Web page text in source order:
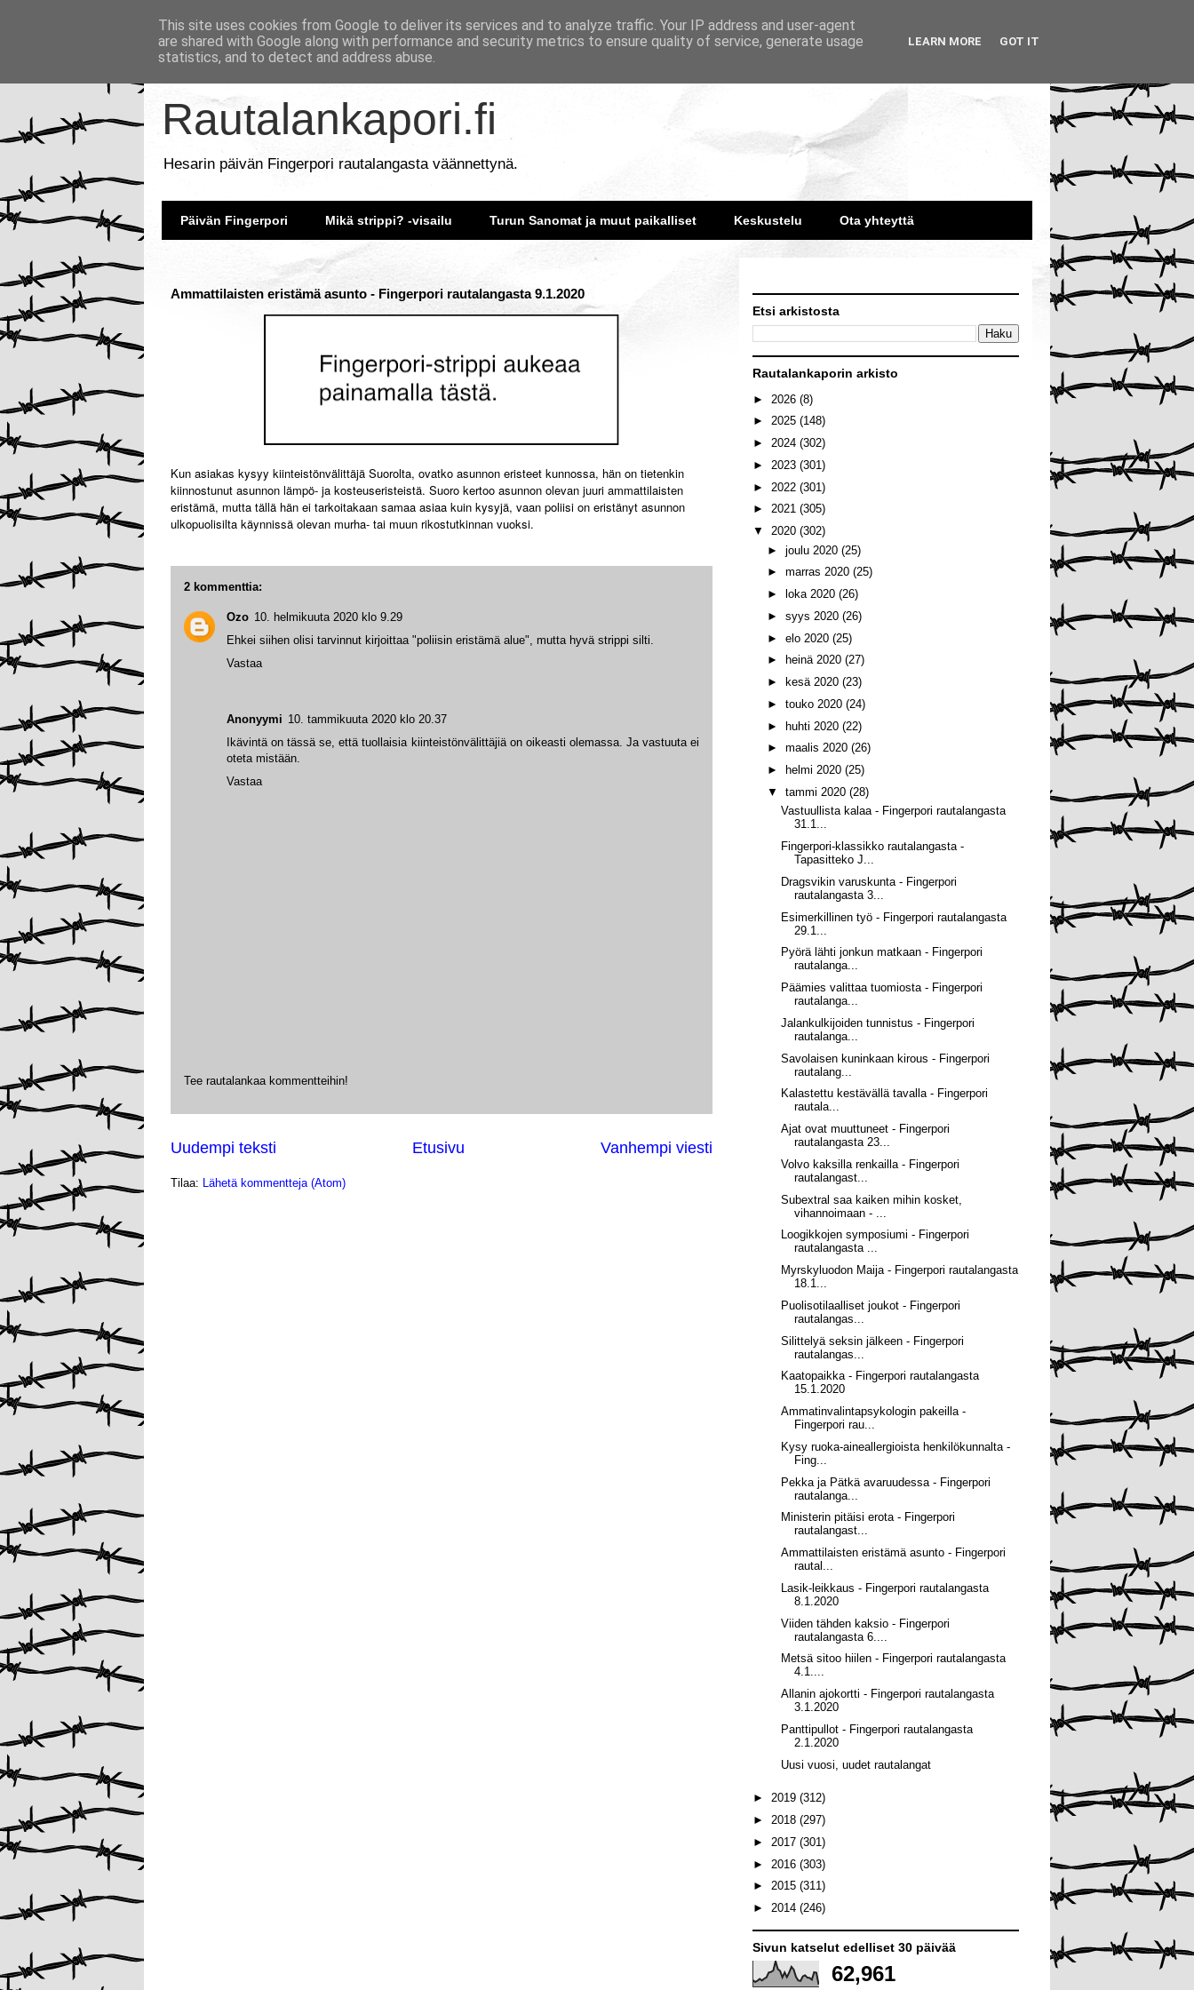
Rautalankapori.fi
Hesarin päivän Fingerpori rautalangasta väännettynä.
Päivän Fingerpori Mikä strippi? -visailu Turun Sanomat ja muut paikalliset Keskustelu Ota yhteyttä
Ammattilaisten eristämä asunto - Fingerpori rautalangasta 9.1.2020
Kun asiakas kysyy kiinteistönvälittäjä Suorolta, ovatko asunnon eristeet kunnossa, hän on tietenkin
kiinnostunut asunnon lämpö- ja kosteuseristeistä. Suoro kertoo asunnon olevan juuri ammattilaisten
eristämä, mutta tällä hän ei tarkoitakaan samaa asiaa kuin kysyjä, vaan poliisi on eristänyt asunnon
ulkopuolisilta käynnissä olevan murha- tai muun rikostutkinnan vuoksi.
2 kommenttia:
Anonyymi 10. tammikuuta 2020 klo 20.37
Ikävintä on tässä se, että tuollaisia kiinteistönvälittäjiä on oikeasti olemassa. Ja vastuuta ei
oteta mistään.
Vastaa
Ozo 10. helmikuuta 2020 klo 9.29
Ehkei siihen olisi tarvinnut kirjoittaa "poliisin eristämä alue", mutta hyvä strippi silti.
Vastaa
Tee rautalankaa kommentteihin!
Uudempi teksti Vanhempi viesti
Etusivu
Tilaa: Lähetä kommentteja (Atom)
Etsi arkistosta
Rautalankaporin arkisto
► 2026 (8)
► 2025 (148)
► 2024 (302)
► 2023 (301)
► 2022 (301)
► 2021 (305)
▼ 2020 (302)
► joulu 2020 (25)
► marras 2020 (25)
►
loka 2020 (26)
► syys 2020 (26)
► elo 2020 (25)
►
heinä 2020 (27)
►
kesä 2020 (23)
► touko 2020 (24)
► huhti 2020 (22)
► maalis 2020 (26)
►
helmi 2020 (25)
▼ tammi 2020 (28)
Vastuullista kalaa - Fingerpori rautalangasta
31.1...
Fingerpori-klassikko rautalangasta -
Tapasitteko J...
Dragsvikin varuskunta - Fingerpori
rautalangasta 3...
Esimerkillinen työ - Fingerpori rautalangasta
29.1...
Pyörä lähti jonkun matkaan - Fingerpori
rautalanga...
Päämies valittaa tuomiosta - Fingerpori
rautalanga...
Jalankulkijoiden tunnistus - Fingerpori
rautalanga...
Savolaisen kuninkaan kirous - Fingerpori
rautalang...
Kalastettu kestävällä tavalla - Fingerpori
rautala...
Ajat ovat muuttuneet - Fingerpori
rautalangasta 23...
Volvo kaksilla renkailla - Fingerpori
rautalangast...
Subextral saa kaiken mihin kosket,
vihannoimaan - ...
Loogikkojen symposiumi - Fingerpori
rautalangasta ...
Myrskyluodon Maija - Fingerpori rautalangasta
18.1...
Puolisotilaalliset joukot - Fingerpori
rautalangas...
Silittelyä seksin jälkeen - Fingerpori
rautalangas...
Kaatopaikka - Fingerpori rautalangasta
15.1.2020
Ammatinvalintapsykologin pakeilla -
Fingerpori rau...
Kysy ruoka-aineallergioista henkilökunnalta -
Fing...
Pekka ja Pätkä avaruudessa - Fingerpori
rautalanga...
Ministerin pitäisi erota - Fingerpori
rautalangast...
Ammattilaisten eristämä asunto - Fingerpori
rautal...
Lasik-leikkaus - Fingerpori rautalangasta
8.1.2020
Viiden tähden kaksio - Fingerpori
rautalangasta 6....
Metsä sitoo hiilen - Fingerpori rautalangasta
4.1....
Allanin ajokortti - Fingerpori rautalangasta
3.1.2020
Panttipullot - Fingerpori rautalangasta
2.1.2020
Uusi vuosi, uudet rautalangat
► 2019 (312)
► 2018 (297)
► 2017 (301)
► 2016 (303)
► 2015 (311)
► 2014 (246)
Sivun katselut edelliset 30 päivää
62,961
This site uses cookies from Google to deliver its services and to analyze traffic. Your IP address and user-agent
are shared with Google along with performance and security metrics to ensure quality of service, generate usage
statistics, and to detect and address abuse.
LEARN MORE GOT IT